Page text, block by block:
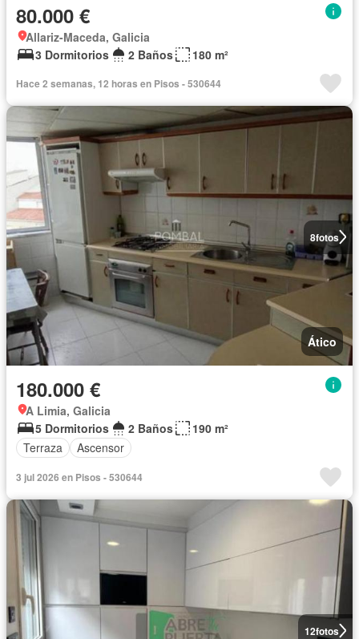
80.000 €
Allariz-Maceda, Galicia
3 Dormitorios
2 Baños 180 m²
Hace 2 semanas, 12 horas en Pisos - 530644
8fotos
Ático
180.000 €
A Limia, Galicia
5 Dormitorios
2 Baños
190 m²
Terraza
Ascensor
3 jul 2026 en Pisos - 530644
12fotos